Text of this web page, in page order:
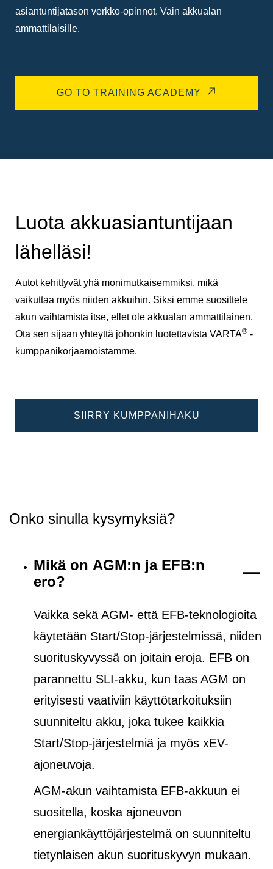
asiantuntijatason verkko-opinnot. Vain akkualan
ammattilaisille.
GO TO TRAINING ACADEMY
Luota akkuasiantuntijaan
lähelläsi!
Autot kehittyvät yhä monimutkaisemmiksi, mikä
vaikuttaa myös niiden akkuihin. Siksi emme suosittele
akun vaihtamista itse, ellet ole akkualan ammattilainen.
Ota sen sijaan yhteyttä johonkin luotettavista VARTA® -
kumppanikorjaamoistamme.
SIIRRY KUMPPANIHAKU
Onko sinulla kysymyksiä?
Mikä on AGM:n ja EFB:n
ero?
Vaikka sekä AGM- että EFB-teknologioita
käytetään Start/Stop-järjestelmissä, niiden
suorituskyvyssä on joitain eroja. EFB on
parannettu SLI-akku, kun taas AGM on
erityisesti vaativiin käyttötarkoituksiin
suunniteltu akku, joka tukee kaikkia
Start/Stop-järjestelmiä ja myös xEV-
ajoneuvoja.
AGM-akun vaihtamista EFB-akkuun ei
suositella, koska ajoneuvon
energiankäyttöjärjestelmä on suunniteltu
tietynlaisen akun suorituskyvyn mukaan.